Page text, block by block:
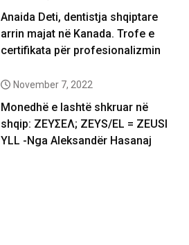
Anaida Deti, dentistja shqiptare
arrin majat në Kanada. Trofe e
certifikata për profesionalizmin
November 7, 2022
Monedhë e lashtë shkruar në
shqip: ΖΕΥΣΕΛ; ZEYS/EL = ZEUSI
YLL -Nga Aleksandër Hasanaj